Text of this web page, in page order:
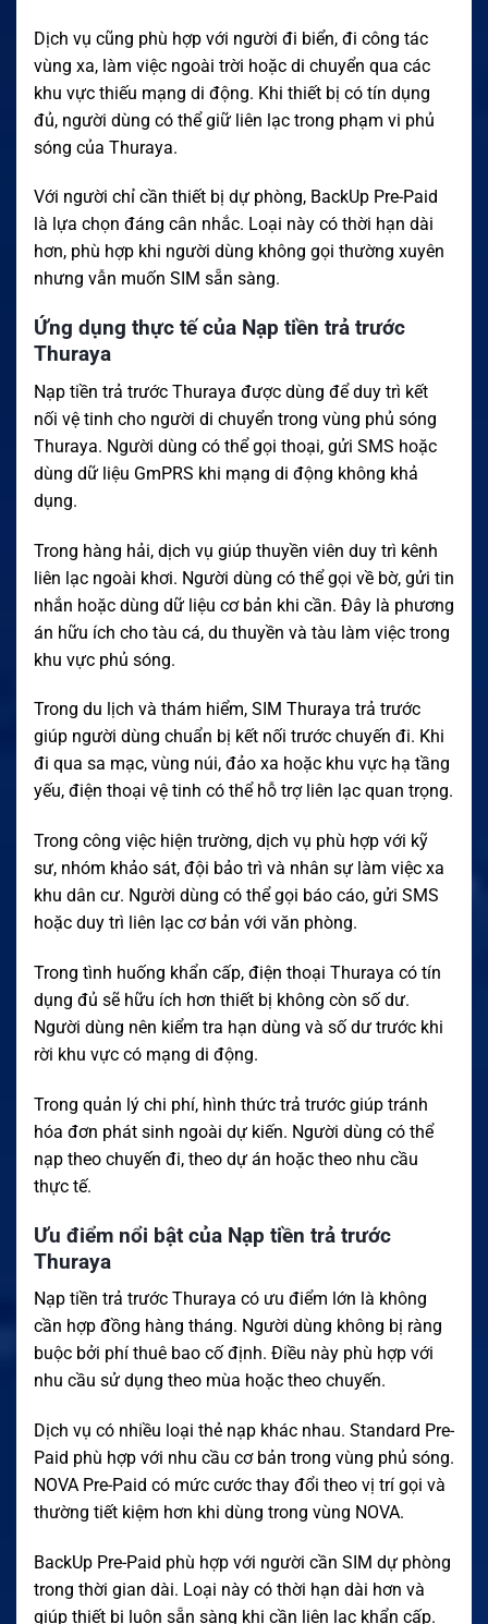
Dịch vụ cũng phù hợp với người đi biển, đi công tác
vùng xa, làm việc ngoài trời hoặc di chuyển qua các
khu vực thiếu mạng di động. Khi thiết bị có tín dụng
đủ, người dùng có thể giữ liên lạc trong phạm vi phủ
sóng của Thuraya.
Với người chỉ cần thiết bị dự phòng, BackUp Pre-Paid
là lựa chọn đáng cân nhắc. Loại này có thời hạn dài
hơn, phù hợp khi người dùng không gọi thường xuyên
nhưng vẫn muốn SIM sẵn sàng.
Ứng dụng thực tế của Nạp tiền trả trước
Thuraya
Nạp tiền trả trước Thuraya được dùng để duy trì kết
nối vệ tinh cho người di chuyển trong vùng phủ sóng
Thuraya. Người dùng có thể gọi thoại, gửi SMS hoặc
dùng dữ liệu GmPRS khi mạng di động không khả
dụng.
Trong hàng hải, dịch vụ giúp thuyền viên duy trì kênh
liên lạc ngoài khơi. Người dùng có thể gọi về bờ, gửi tin
nhắn hoặc dùng dữ liệu cơ bản khi cần. Đây là phương
án hữu ích cho tàu cá, du thuyền và tàu làm việc trong
khu vực phủ sóng.
Trong du lịch và thám hiểm, SIM Thuraya trả trước
giúp người dùng chuẩn bị kết nối trước chuyến đi. Khi
đi qua sa mạc, vùng núi, đảo xa hoặc khu vực hạ tầng
yếu, điện thoại vệ tinh có thể hỗ trợ liên lạc quan trọng.
Trong công việc hiện trường, dịch vụ phù hợp với kỹ
sư, nhóm khảo sát, đội bảo trì và nhân sự làm việc xa
khu dân cư. Người dùng có thể gọi báo cáo, gửi SMS
hoặc duy trì liên lạc cơ bản với văn phòng.
Trong tình huống khẩn cấp, điện thoại Thuraya có tín
dụng đủ sẽ hữu ích hơn thiết bị không còn số dư.
Người dùng nên kiểm tra hạn dùng và số dư trước khi
rời khu vực có mạng di động.
Trong quản lý chi phí, hình thức trả trước giúp tránh
hóa đơn phát sinh ngoài dự kiến. Người dùng có thể
nạp theo chuyến đi, theo dự án hoặc theo nhu cầu
thực tế.
Ưu điểm nổi bật của Nạp tiền trả trước
Thuraya
Nạp tiền trả trước Thuraya có ưu điểm lớn là không
cần hợp đồng hàng tháng. Người dùng không bị ràng
buộc bởi phí thuê bao cố định. Điều này phù hợp với
nhu cầu sử dụng theo mùa hoặc theo chuyến.
Dịch vụ có nhiều loại thẻ nạp khác nhau. Standard Pre-
Paid phù hợp với nhu cầu cơ bản trong vùng phủ sóng.
NOVA Pre-Paid có mức cước thay đổi theo vị trí gọi và
thường tiết kiệm hơn khi dùng trong vùng NOVA.
BackUp Pre-Paid phù hợp với người cần SIM dự phòng
trong thời gian dài. Loại này có thời hạn dài hơn và
giúp thiết bị luôn sẵn sàng khi cần liên lạc khẩn cấp.